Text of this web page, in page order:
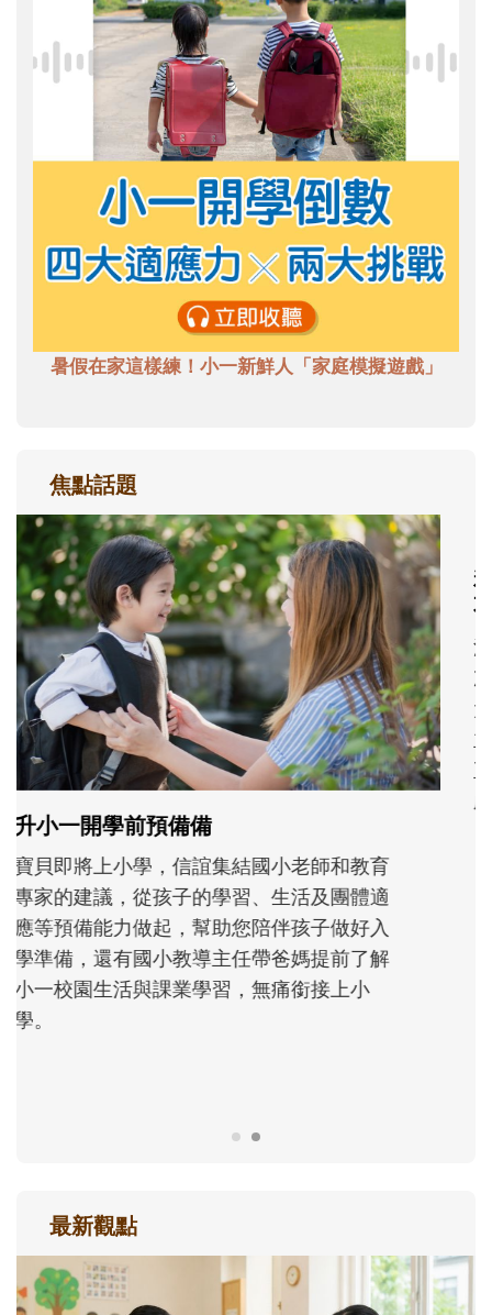
暑假在家這樣練！小一新鮮人「家庭模擬遊戲」
焦點話題
和孩子一起長大的那個男人│讀懂父親的
不同模樣
沒有人天生就擅長當爸爸！男人總是在一次
次「前所未有」的體驗中，跟著孩子一起長
大。從給予安全感的肢體遊戲，到獨立自
主、角色認同及解決問題的能力養成。爸爸
最新觀點